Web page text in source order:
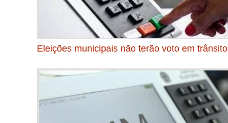
Eleições municipais não terão voto em trânsito